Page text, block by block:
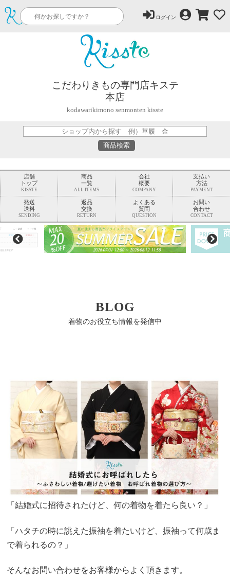
ログイン
こだわりきもの専門店キステ
本店
kodawarikimono senmonten kisste
店舗
トップ
KISSTE
商品
一覧
ALL ITEMS
会社
概要
COMPANY
支払い
方法
PAYMENT
発送
送料
SENDING
返品
交換
RETURN
よくある
質問
QUESTION
お問い
合わせ
CONTACT
BLOG
着物のお役立ち情報を発信中
「結婚式に招待されたけど、何の着物を着たら良い？」
「ハタチの時に誂えた振袖を着たいけど、振袖って何歳ま
で着られるの？」
そんなお問い合わせをお客様からよく頂きます。